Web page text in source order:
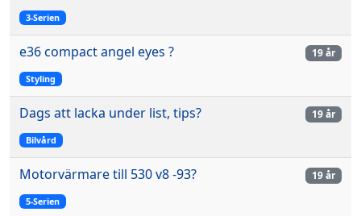
3-Serien
e36 compact angel eyes ?
Styling
19 år
Dags att lacka under list, tips?
Bilvård
19 år
Motorvärmare till 530 v8 -93?
5-Serien
19 år